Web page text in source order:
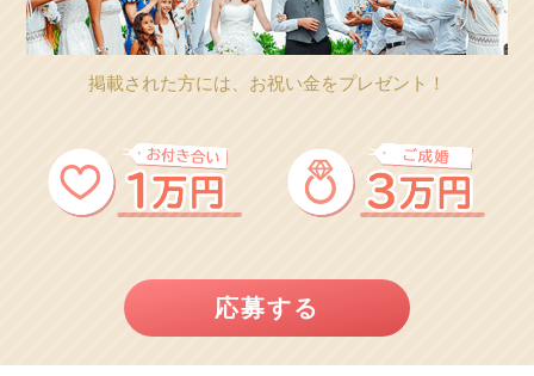
掲載された方には、お祝い金をプレゼント！
応募する